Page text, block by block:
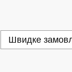
Швидке